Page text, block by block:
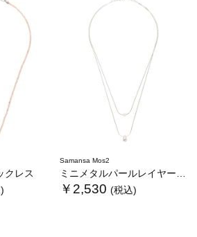
クレス
Samansa Mos2
ミニメタルパールレイヤーネックレス
￥2,530 (税込)